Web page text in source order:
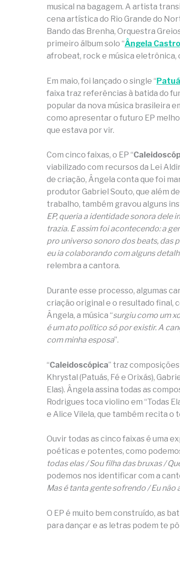
musical na bagagem. A artista
cena artística do Rio Grande do
Bando das Brenha, Orquestra
primeiro álbum solo “Ângela
afrobeat, rock e música eletrônica,
Em maio, foi lançado o single “
faixa traz referências à batida do
popular da nova música brasileira
como apresentar o futuro EP
que estava por vir.
Com cinco faixas, o EP “
viabilizado com recursos da Lei
de criação, Ângela conta que foi
produtor Gabriel Souto, que além
trabalho, também gravou alguns
EP, queria a identidade sonora dele
trazia. E assim foi acontecendo: a
pro universo sonoro dos beats, das
eu ia colaborando com alguns
relembra a cantora.
Durante esse processo, algumas
criação original e o resultado final,
Ângela, a música “surgiu como um
é um ato político só por existir. A
com minha esposa”.
“Caleidoscópica” traz
Khrystal (Patuás, Fé e Orixás),
Elas). Ângela assina todas as
Rodrigues toca violino em “Todas
e Alice Vilela, que também recita o
Ouvir todas as cinco faixas é uma
poéticas e potentes, como
todas elas / Sou filha das bruxas /
podemos nos identificar com a
Mas é tanta gente sofrendo / Eu não
O EP é muito bem construído, as
para dançar e as letras podem te